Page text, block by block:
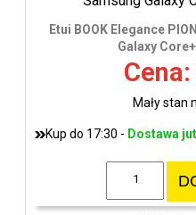
Etui BOOK Elegance
Galaxy
Mały stan
Kup do 17:30 - Dostawa